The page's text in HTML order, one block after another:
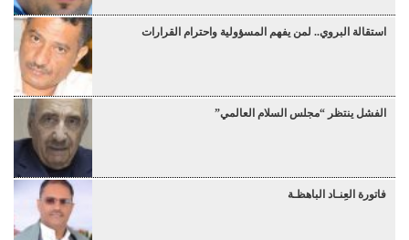
استقالة البروي.. لمن يفهم المسؤولية واحترام القرارات
الفشل ينتظر “مجلس السلام العالمي”
فاتورة العِنـاد الباهظـة